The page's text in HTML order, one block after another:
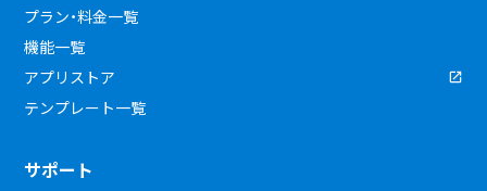
プラン・料金一覧
機能一覧
アプリストア
テンプレート一覧
サポート